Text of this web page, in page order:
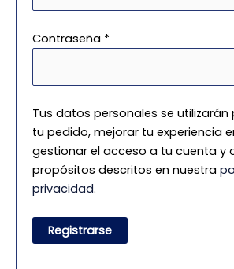
Contraseña *
Tus datos personales se
tu pedido, mejorar tu experiencia
gestionar el acceso a tu cuenta y
propósitos descritos en nuestra
privacidad.
Registrarse